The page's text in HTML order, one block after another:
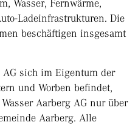
Wasser, Fernwärme,
Ladeinfrastrukturen. Die
beschäftigen insgesamt
AG sich im Eigentum der
und Worben befindet,
Aarberg AG nur über
Aarberg. Alle